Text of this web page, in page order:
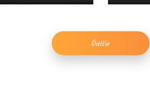
Ďalšie